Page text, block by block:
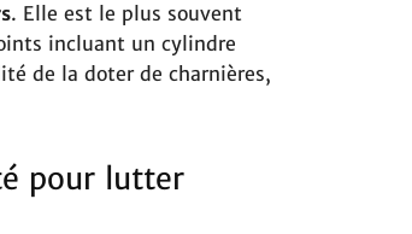
. Elle est le plus souvent
incluant un cylindre
de la doter de charnières,
pour lutter